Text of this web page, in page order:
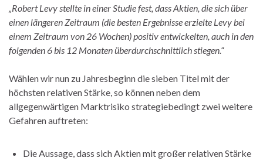
„Robert Levy stellte in einer Studie fest, dass Aktien, die sich über
einen längeren Zeitraum (die besten Ergebnisse erzielte Levy bei
einem Zeitraum von 26 Wochen) positiv entwickelten, auch in den
folgenden 6 bis 12 Monaten überdurchschnittlich stiegen.“
Wählen wir nun zu Jahresbeginn die sieben Titel mit der
höchsten relativen Stärke, so können neben dem
allgegenwärtigen Marktrisiko strategiebedingt zwei weitere
Gefahren auftreten:
Die Aussage, dass sich Aktien mit großer relativen Stärke